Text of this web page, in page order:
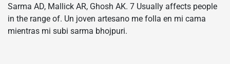
Sarma AD, Mallick AR, Ghosh AK. 7 Usually affects people
in the range of. Un joven artesano me folla en mi cama
mientras mi subi sarma bhojpuri.